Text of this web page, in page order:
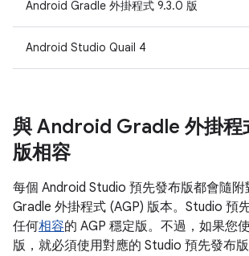
Android Gradle 外掛程式 9.3.0 版
Android Studio Quail 4
與 Android Gradle 外掛程
版相容
每個 Android Studio 預先發布版都會隨附
Gradle 外掛程式 (AGP) 版本。Studio 預
任何相容的 AGP 穩定版。不過，如果您
版，就必須使用對應的 Studio 預先發布